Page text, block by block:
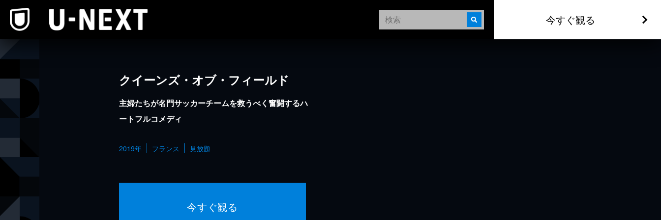
今すぐ観る
クイーンズ・オブ・フィールド
主婦たちが名門サッカーチームを救うべく奮闘するハ
ートフルコメディ
2019年 フランス 見放題
今すぐ観る